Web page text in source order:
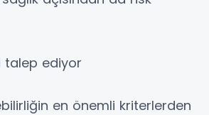
talep ediyor
en önemli kriterlerden